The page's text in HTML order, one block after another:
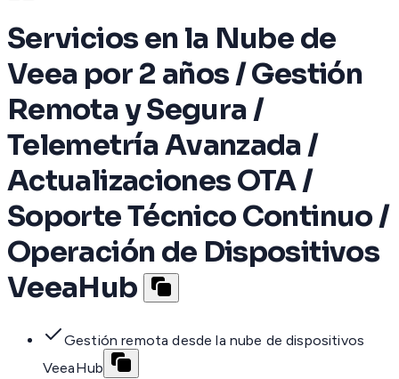
Servicios en la Nube de
Veea por 2 años / Gestión
Remota y Segura /
Telemetría Avanzada /
Actualizaciones OTA /
Soporte Técnico Continuo /
Operación de Dispositivos
VeeaHub
Gestión remota desde la nube de dispositivos
VeeaHub